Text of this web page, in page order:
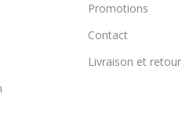
Promotions
Contact
Livraison et retour